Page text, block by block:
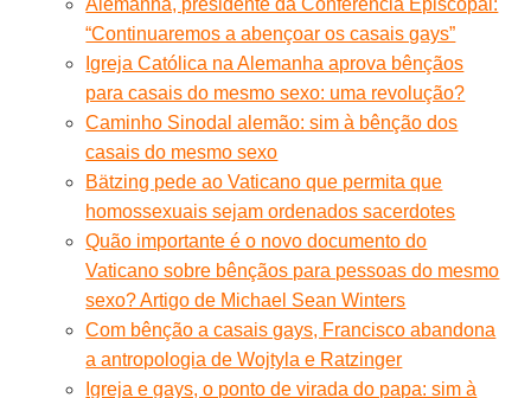
“Continuaremos a abençoar os casais gays”
Igreja Católica na Alemanha aprova bênçãos
para casais do mesmo sexo: uma revolução?
Caminho Sinodal alemão: sim à bênção dos
casais do mesmo sexo
Bätzing pede ao Vaticano que permita que
homossexuais sejam ordenados sacerdotes
Quão importante é o novo documento do
Vaticano sobre bênçãos para pessoas do mesmo
sexo? Artigo de Michael Sean Winters
Com bênção a casais gays, Francisco abandona
a antropologia de Wojtyla e Ratzinger
Igreja e gays, o ponto de virada do papa: sim à